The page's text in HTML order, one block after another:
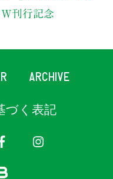
W刊行記念
ARCHIVE
づく表記